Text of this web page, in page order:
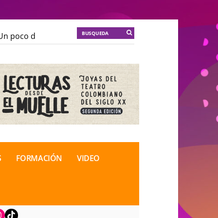
poco de locura para la cordura
Soma
Soma
de Teatro Rosa
FORMACIÓN VIDEO
TikTok